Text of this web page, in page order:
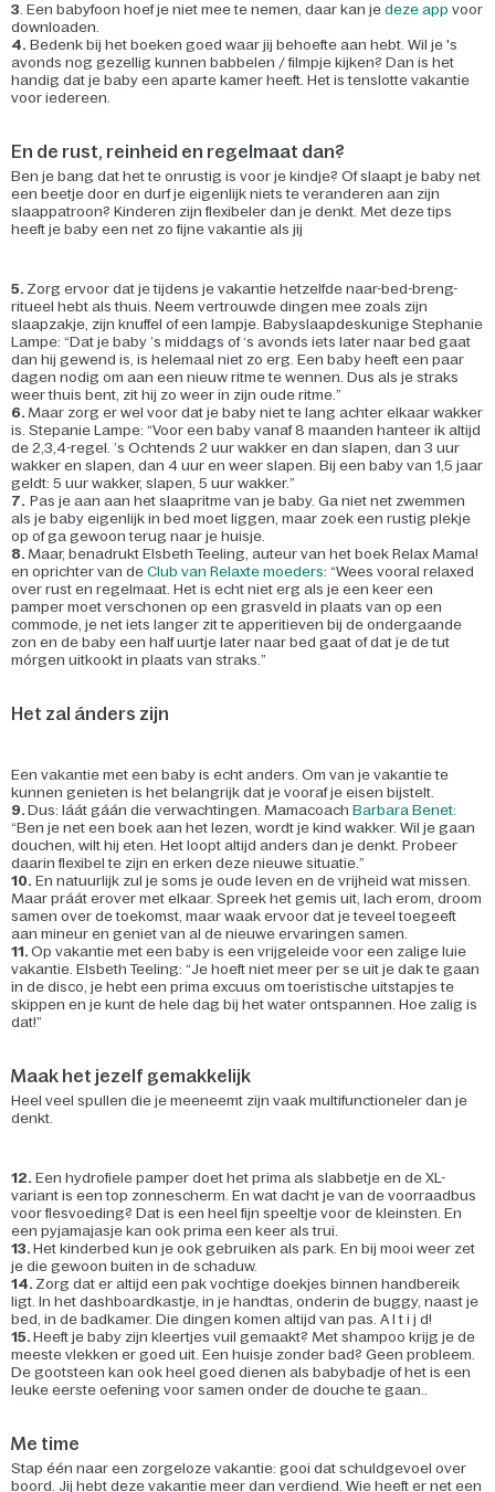
3. Een babyfoon hoef je niet mee te nemen, daar kan je deze app voor
downloaden.
4. Bedenk bij het boeken goed waar jij behoefte aan hebt. Wil je 's
avonds nog gezellig kunnen babbelen / filmpje kijken? Dan is het
handig dat je baby een aparte kamer heeft. Het is tenslotte vakantie
voor iedereen.
En de rust, reinheid en regelmaat dan?
Ben je bang dat het te onrustig is voor je kindje? Of slaapt je baby net
een beetje door en durf je eigenlijk niets te veranderen aan zijn
slaappatroon? Kinderen zijn flexibeler dan je denkt. Met deze tips
heeft je baby een net zo fijne vakantie als jij
5. Zorg ervoor dat je tijdens je vakantie hetzelfde naar-bed-breng-
ritueel hebt als thuis. Neem vertrouwde dingen mee zoals zijn
slaapzakje, zijn knuffel of een lampje. Babyslaapdeskunige Stephanie
Lampe: “Dat je baby ’s middags of ‘s avonds iets later naar bed gaat
dan hij gewend is, is helemaal niet zo erg. Een baby heeft een paar
dagen nodig om aan een nieuw ritme te wennen. Dus als je straks
weer thuis bent, zit hij zo weer in zijn oude ritme.”
6. Maar zorg er wel voor dat je baby niet te lang achter elkaar wakker
is. Stepanie Lampe: “Voor een baby vanaf 8 maanden hanteer ik altijd
de 2,3,4-regel. ’s Ochtends 2 uur wakker en dan slapen, dan 3 uur
wakker en slapen, dan 4 uur en weer slapen. Bij een baby van 1,5 jaar
geldt: 5 uur wakker, slapen, 5 uur wakker.”
7. Pas je aan aan het slaapritme van je baby. Ga niet net zwemmen
als je baby eigenlijk in bed moet liggen, maar zoek een rustig plekje
op of ga gewoon terug naar je huisje.
8. Maar, benadrukt Elsbeth Teeling, auteur van het boek Relax Mama!
en oprichter van de Club van Relaxte moeders: “Wees vooral relaxed
over rust en regelmaat. Het is echt niet erg als je een keer een
pamper moet verschonen op een grasveld in plaats van op een
commode, je net iets langer zit te apperitieven bij de ondergaande
zon en de baby een half uurtje later naar bed gaat of dat je de tut
mórgen uitkookt in plaats van straks.”
Het zal ánders zijn
Een vakantie met een baby is echt anders. Om van je vakantie te
kunnen genieten is het belangrijk dat je vooraf je eisen bijstelt.
9.Dus: láát gáán die verwachtingen. Mamacoach Barbara Benet:
“Ben je net een boek aan het lezen, wordt je kind wakker. Wil je gaan
douchen, wilt hij eten. Het loopt altijd anders dan je denkt. Probeer
daarin flexibel te zijn en erken deze nieuwe situatie.”
10. En natuurlijk zul je soms je oude leven en de vrijheid wat missen.
Maar práát erover met elkaar. Spreek het gemis uit, lach erom, droom
samen over de toekomst, maar waak ervoor dat je teveel toegeeft
aan mineur en geniet van al de nieuwe ervaringen samen.
11.Op vakantie met een baby is een vrijgeleide voor een zalige luie
vakantie. Elsbeth Teeling: “Je hoeft niet meer per se uit je dak te gaan
in de disco, je hebt een prima excuus om toeristische uitstapjes te
skippen en je kunt de hele dag bij het water ontspannen. Hoe zalig is
dat!”
Maak het jezelf gemakkelijk
Heel veel spullen die je meeneemt zijn vaak multifunctioneler dan je
denkt.
12. Een hydrofiele pamper doet het prima als slabbetje en de XL-
variant is een top zonnescherm. En wat dacht je van de voorraadbus
voor flesvoeding? Dat is een heel fijn speeltje voor de kleinsten. En
een pyjamajasje kan ook prima een keer als trui.
13.Het kinderbed kun je ook gebruiken als park. En bij mooi weer zet
je die gewoon buiten in de schaduw.
14. Zorg dat er altijd een pak vochtige doekjes binnen handbereik
ligt. In het dashboardkastje, in je handtas, onderin de buggy, naast je
bed, in de badkamer. Die dingen komen altijd van pas. A l t i j d!
15.Heeft je baby zijn kleertjes vuil gemaakt? Met shampoo krijg je de
meeste vlekken er goed uit. Een huisje zonder bad? Geen probleem.
De gootsteen kan ook heel goed dienen als babybadje of het is een
leuke eerste oefening voor samen onder de douche te gaan..
Me time
Stap één naar een zorgeloze vakantie: gooi dat schuldgevoel over
boord. Jij hebt deze vakantie meer dan verdiend. Wie heeft er net een